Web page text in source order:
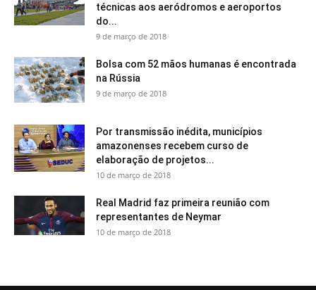
técnicas aos aeródromos e aeroportos
do...
9 de março de 2018
Bolsa com 52 mãos humanas é encontrada
na Rússia
9 de março de 2018
Por transmissão inédita, municípios
amazonenses recebem curso de
elaboração de projetos...
10 de março de 2018
Real Madrid faz primeira reunião com
representantes de Neymar
10 de março de 2018